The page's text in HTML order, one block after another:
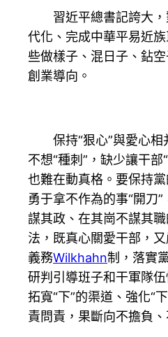
習近平總書記誇大
代化、完成中華平易近
些做樣子、混日子、鉆
創業導向。
保持“狠心”與愛心
不想“種刺”，缺少讓干
也難在動真格。要保持
勇于拿不作為的事“開刀
謀其政、在其崗不謀其
法，既真心關愛干部，
義務Wilkhahn制，落實
研判引導班子和干軍隊
拓寬“下”的渠道、強化“
責問責，果斷向不擔負